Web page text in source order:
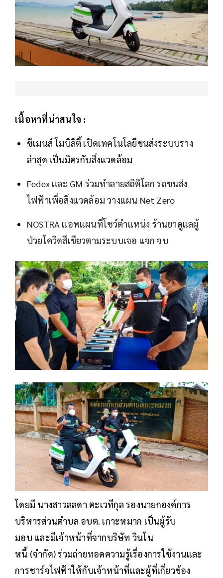
เนื้อหาที่น่าสนใจ :
ซีเมนส์ โมบิลิตี้ เปิดเทคโนโลยีขนส่งระบบราง
ล่าสุด เป็นมิตรกับสิ่งแวดล้อม
Fedex และ GM ร่วมทำลายสถิติโลก รถขนส่ง
ไฟฟ้าเพื่อสิ่งแวดล้อม วางแผน Net Zero
NOSTRA แอพแผนที่โชว์ตำแหน่ง ร้านยาดูแลผู้
ป่วยโควิดสีเขียวตามระบบเจอ แจก จบ
โดยมี นางสาวลลดา ตะเวทีกุล รองนายกองค์การ
บริหารส่วนตำบล อบต. เกาะหมาก เป็นผู้รับ
มอบ และมีเจ้าหน้าที่จากบริษัท วินโน
หนี้ (จำกัด) ร่วมถ่ายทอดความรู้เรื่องการใช้งานและ
การชาร์จไฟฟ้าให้กับเจ้าหน้าที่และผู้ที่เกี่ยวข้อง